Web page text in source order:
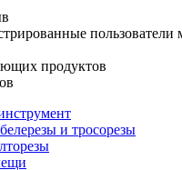
пользователи
продуктов
и тросорезы